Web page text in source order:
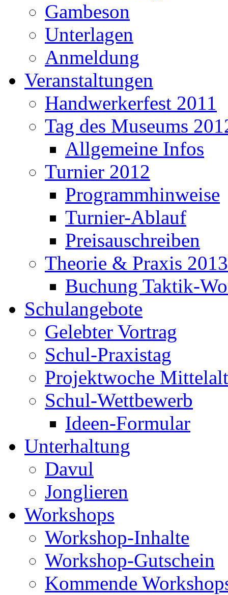
Gambeson
Unterlagen
Anmeldung
Veranstaltungen
Handwerkerfest 2011
Tag des Museums
Allgemeine Infos
Turnier 2012
Programmhinweise
Turnier-Ablauf
Preisauschreiben
Theorie & Praxis 2013
Buchung Taktik-
Schulangebote
Gelebter Vortrag
Schul-Praxistag
Projektwoche
Schul-Wettbewerb
Ideen-Formular
Unterhaltung
Davul
Jonglieren
Workshops
Workshop-Inhalte
Workshop-Gutschein
Kommende